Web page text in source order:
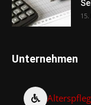
Unternehmen